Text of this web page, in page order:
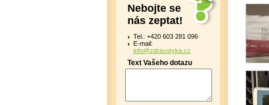
Nebojte se
nás zeptat!
Tel.: +420 603 281 096
E-mail:
info@zdravotyka.cz
Text Vašeho dotazu